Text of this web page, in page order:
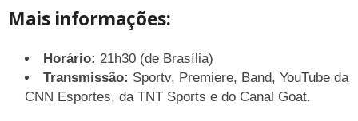
Mais informações:
Horário: 21h30 (de Brasília)
Transmissão: Sportv, Premiere, Band, YouTube da
CNN Esportes, da TNT Sports e do Canal Goat.